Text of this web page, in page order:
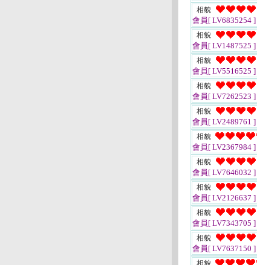
相貌
會員[ LV6835254 ]
相貌
會員[ LV1487525 ]
相貌
會員[ LV5516525 ]
相貌
會員[ LV7262523 ]
相貌
會員[ LV2489761 ]
相貌
會員[ LV2367984 ]
相貌
會員[ LV7646032 ]
相貌
會員[ LV2126637 ]
相貌
會員[ LV7343705 ]
相貌
會員[ LV7637150 ]
相貌